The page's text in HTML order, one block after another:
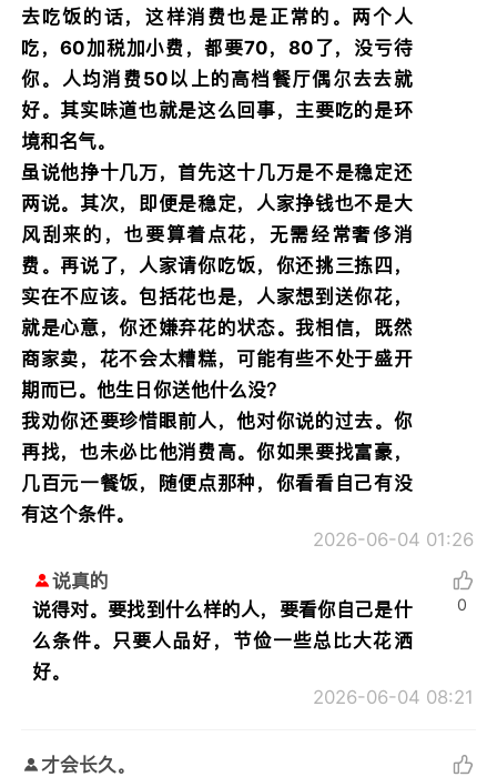
去吃饭的话，这样消费也是正常的。两个人
吃，60加税加小费，都要70，80了，没亏待
你。人均消费50以上的高档餐厅偶尔去去就
好。其实味道也就是这么回事，主要吃的是环
境和名气。
虽说他挣十几万，首先这十几万是不是稳定还
两说。其次，即便是稳定，人家挣钱也不是大
风刮来的，也要算着点花，无需经常奢侈消
费。再说了，人家请你吃饭，你还挑三拣四，
实在不应该。包括花也是，人家想到送你花，
就是心意，你还嫌弃花的状态。我相信，既然
商家卖，花不会太糟糕，可能有些不处于盛开
期而已。他生日你送他什么没？
我劝你还要珍惜眼前人，他对你说的过去。你
再找，也未必比他消费高。你如果要找富豪，
几百元一餐饭，随便点那种，你看看自己有没
有这个条件。
2026-06-04 01:26
说真的
说得对。要找到什么样的人，要看你自己是什
么条件。只要人品好，节俭一些总比大花洒
好。
2026-06-04 08:21
0
才会长久。